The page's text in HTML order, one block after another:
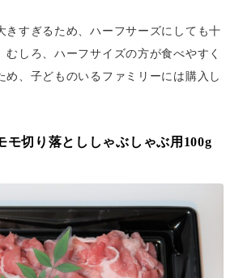
きすぎるため、ハーフサーズにしても十
むしろ、ハーフサイズの方が食べやすく
め、子どものいるファミリーには購入し
モ切り落とししゃぶしゃぶ用100g